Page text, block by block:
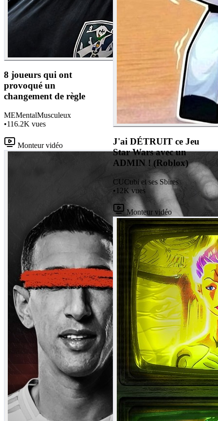
8 joueurs qui ont
provoqué un
changement de règle
MEMentalMusculeux
•116.2K vues
Monteur vidéo
J'ai DÉTRUIT ce Jeu
Star Wars avec un
ADMIN ! (Roblox)
CUCubi et ses Sbires
•12K vues
Monteur vidéo